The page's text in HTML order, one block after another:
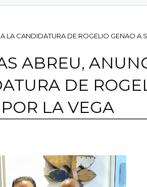
LA CANDIDATURA DE ROGELIO GENAO A
ABREU,
DE
LA VEGA